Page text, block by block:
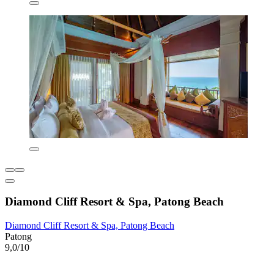
Diamond Cliff Resort & Spa, Patong Beach
Diamond Cliff Resort & Spa, Patong Beach
Patong
9,0/10